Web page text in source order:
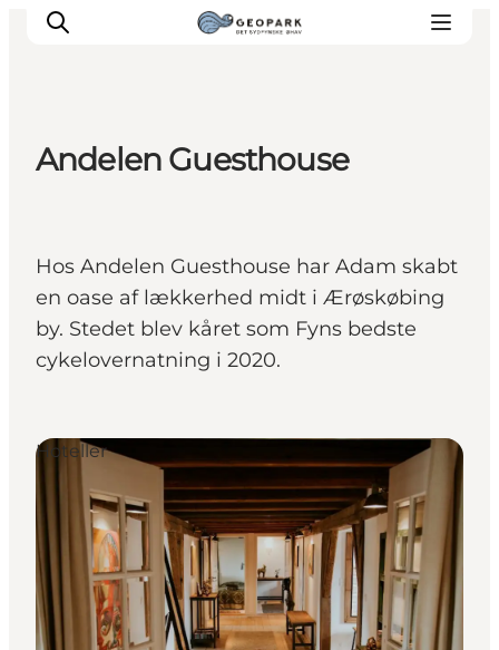
Andelen Guesthouse
Hos Andelen Guesthouse har Adam skabt
en oase af lækkerhed midt i Ærøskøbing
by. Stedet blev kåret som Fyns bedste
cykelovernatning i 2020.
Hoteller